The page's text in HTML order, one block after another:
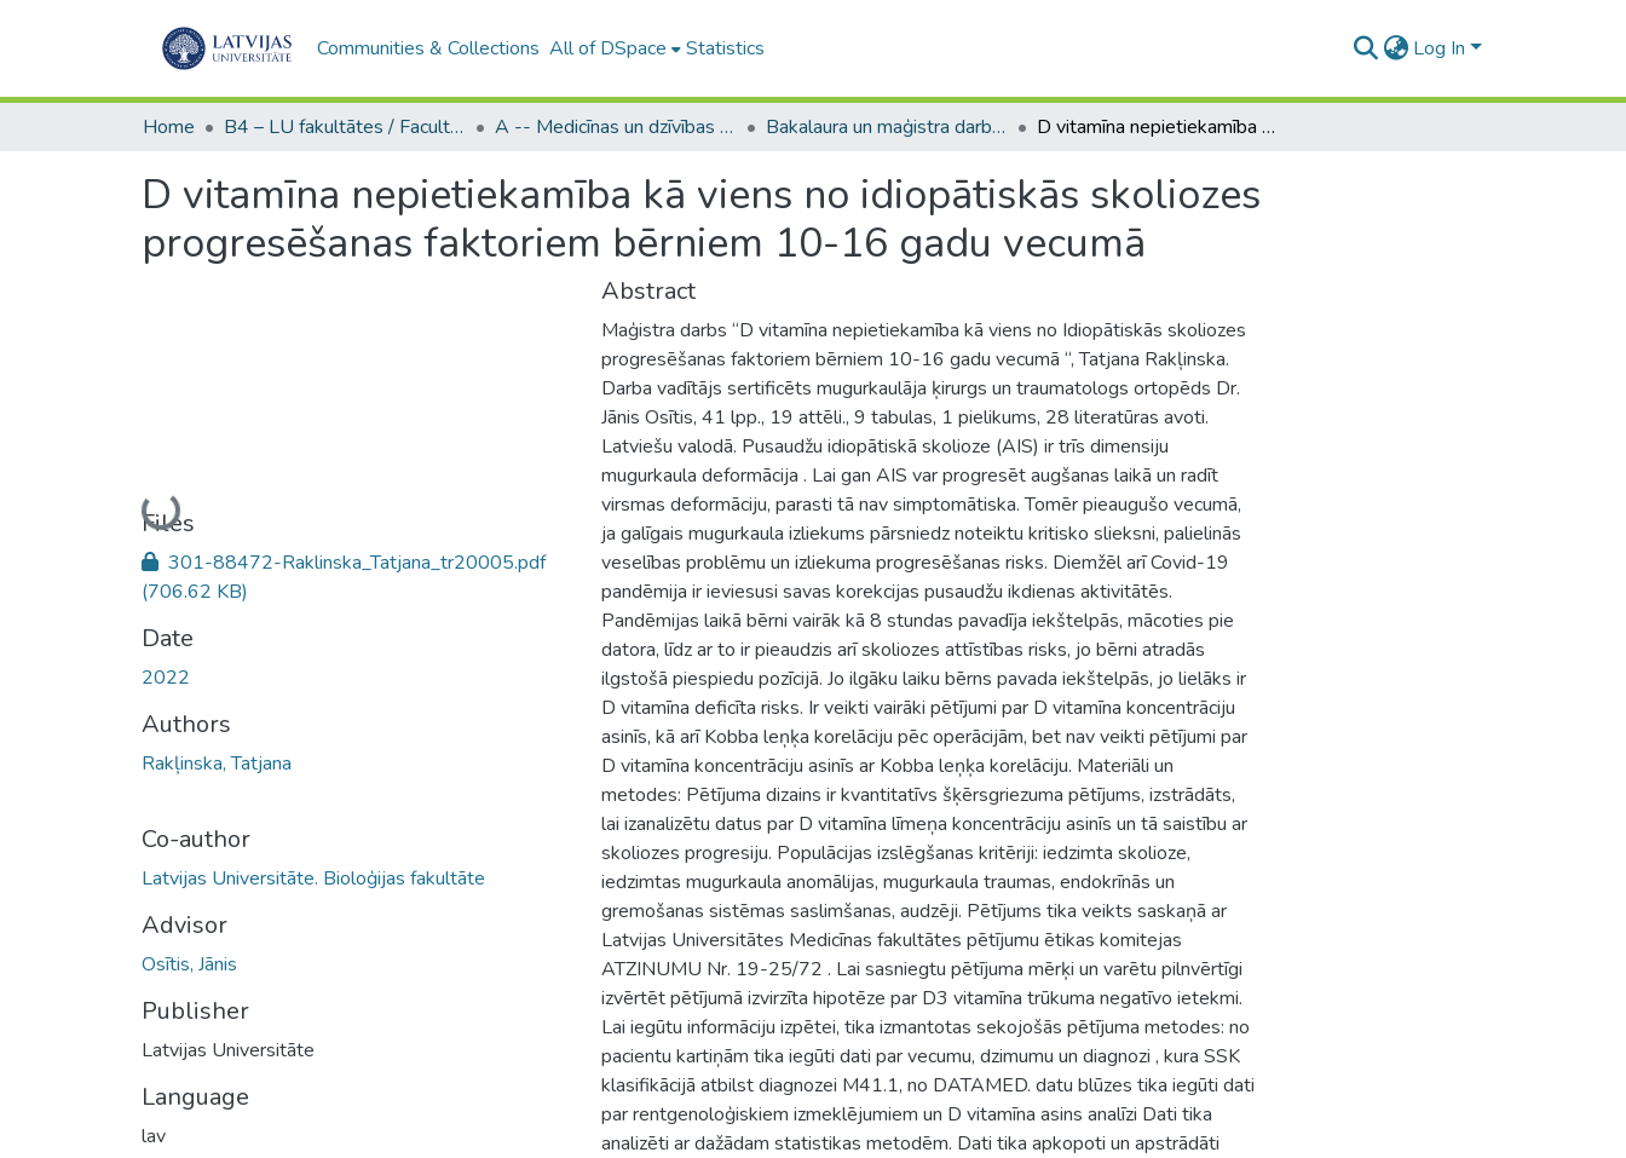
Communities & Collections All of DSpace Statistics Log In
Home B4 – LU fakultātes / Faculties of the UL A -- Medicīnas un dzīvības zinātņu fakultāte / Faculty of Medicine and Life Sciences Bakalaura un maģistra darbi (MDZF) / Bachelor's and Master's theses D vitamīna nepietiekamība kā viens no idiopātiskās skoliozes progresēšanas faktoriem bērniem 10-16 gadu vecumā
D vitamīna nepietiekamība kā viens no idiopātiskās skoliozes
progresēšanas faktoriem bērniem 10-16 gadu vecumā
Loading...
Files
301-88472-Raklinska_Tatjana_tr20005.pdf
(706.62 KB)
Date
2022
Authors
Rakļinska, Tatjana
Co-author
Latvijas Universitāte. Bioloģijas fakultāte
Advisor
Osītis, Jānis
Publisher
Latvijas Universitāte
Language
lav
Abstract
Maģistra darbs “D vitamīna nepietiekamība kā viens no Idiopātiskās skoliozes
progresēšanas faktoriem bērniem 10-16 gadu vecumā “, Tatjana Rakļinska.
Darba vadītājs sertificēts mugurkaulāja ķirurgs un traumatologs ortopēds Dr.
Jānis Osītis, 41 lpp., 19 attēli., 9 tabulas, 1 pielikums, 28 literatūras avoti.
Latviešu valodā. Pusaudžu idiopātiskā skolioze (AIS) ir trīs dimensiju
mugurkaula deformācija . Lai gan AIS var progresēt augšanas laikā un radīt
virsmas deformāciju, parasti tā nav simptomātiska. Tomēr pieaugušo vecumā,
ja galīgais mugurkaula izliekums pārsniedz noteiktu kritisko slieksni, palielinās
veselības problēmu un izliekuma progresēšanas risks. Diemžēl arī Covid-19
pandēmija ir ieviesusi savas korekcijas pusaudžu ikdienas aktivitātēs.
Pandēmijas laikā bērni vairāk kā 8 stundas pavadīja iekštelpās, mācoties pie
datora, līdz ar to ir pieaudzis arī skoliozes attīstības risks, jo bērni atradās
ilgstošā piespiedu pozīcijā. Jo ilgāku laiku bērns pavada iekštelpās, jo lielāks ir
D vitamīna deficīta risks. Ir veikti vairāki pētījumi par D vitamīna koncentrāciju
asinīs, kā arī Kobba leņķa korelāciju pēc operācijām, bet nav veikti pētījumi par
D vitamīna koncentrāciju asinīs ar Kobba leņķa korelāciju. Materiāli un
metodes: Pētījuma dizains ir kvantitatīvs šķērsgriezuma pētījums, izstrādāts,
lai izanalizētu datus par D vitamīna līmeņa koncentrāciju asinīs un tā saistību ar
skoliozes progresiju. Populācijas izslēgšanas kritēriji: iedzimta skolioze,
iedzimtas mugurkaula anomālijas, mugurkaula traumas, endokrīnās un
gremošanas sistēmas saslimšanas, audzēji. Pētījums tika veikts saskaņā ar
Latvijas Universitātes Medicīnas fakultātes pētījumu ētikas komitejas
ATZINUMU Nr. 19-25/72 . Lai sasniegtu pētījuma mērķi un varētu pilnvērtīgi
izvērtēt pētījumā izvirzīta hipotēze par D3 vitamīna trūkuma negatīvo ietekmi.
Lai iegūtu informāciju izpētei, tika izmantotas sekojošās pētījuma metodes: no
pacientu kartiņām tika iegūti dati par vecumu, dzimumu un diagnozi , kura SSK
klasifikācijā atbilst diagnozei М41.1, no DATAMED. datu blūzes tika iegūti dati
par rentgenoloģiskiem izmeklējumiem un D vitamīna asins analīzi Dati tika
analizēti ar dažādam statistikas metodēm. Dati tika apkopoti un apstrādāti